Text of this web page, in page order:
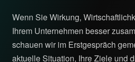
Wenn Sie Wirkung,
Ihrem Unternehmen besser
schauen wir im Erstgespräch
aktuelle Situation, Ihre Ziele und